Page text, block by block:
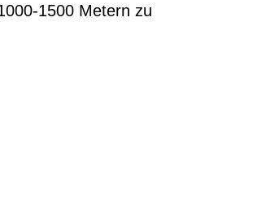
1500 Metern zu